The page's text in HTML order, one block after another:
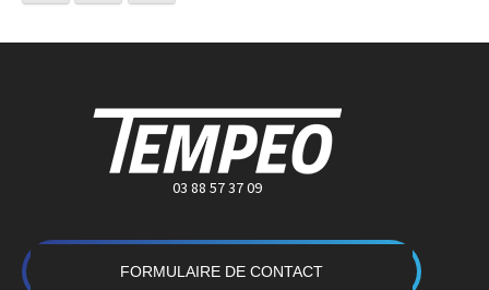
03 88 57 37 09
FORMULAIRE DE CONTACT